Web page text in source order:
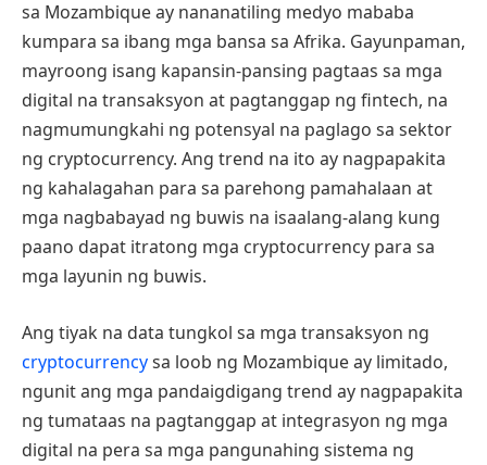
sa Mozambique ay nananatiling medyo mababa
kumpara sa ibang mga bansa sa Afrika. Gayunpaman,
mayroong isang kapansin-pansing pagtaas sa mga
digital na transaksyon at pagtanggap ng fintech, na
nagmumungkahi ng potensyal na paglago sa sektor
ng cryptocurrency. Ang trend na ito ay nagpapakita
ng kahalagahan para sa parehong pamahalaan at
mga nagbabayad ng buwis na isaalang-alang kung
paano dapat itratong mga cryptocurrency para sa
mga layunin ng buwis.
Ang tiyak na data tungkol sa mga transaksyon ng
cryptocurrencysa loob ng Mozambique ay limitado,
ngunit ang mga pandaigdigang trend ay nagpapakita
ng tumataas na pagtanggap at integrasyon ng mga
digital na pera sa mga pangunahing sistema ng